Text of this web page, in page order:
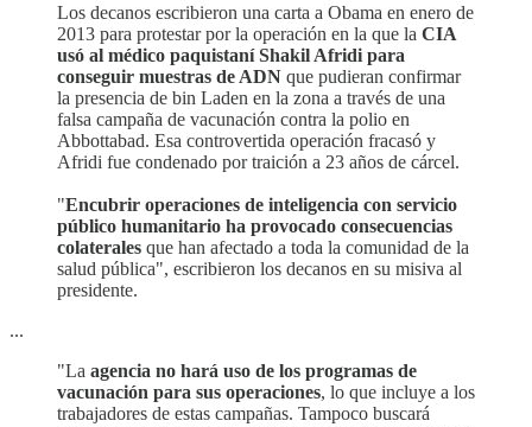
Los decanos escribieron una carta a Obama en enero de
2013 para protestar por la operación en la que la CIA
usó al médico paquistaní Shakil Afridi para
conseguir muestras de ADN que pudieran confirmar
la presencia de bin Laden en la zona a través de una
falsa campaña de vacunación contra la polio en
Abbottabad. Esa controvertida operación fracasó y
Afridi fue condenado por traición a 23 años de cárcel.
"Encubrir operaciones de inteligencia con servicio
público humanitario ha provocado consecuencias
colaterales que han afectado a toda la comunidad de la
salud pública", escribieron los decanos en su misiva al
presidente.
...
"La agencia no hará uso de los programas de
vacunación para sus operaciones, lo que incluye a los
trabajadores de estas campañas. Tampoco buscará